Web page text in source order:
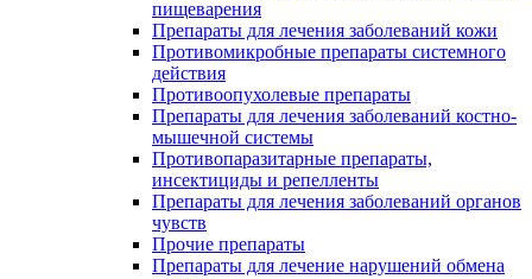
пищеварения
Препараты для лечения заболеваний кожи
Противомикробные препараты системного
действия
Противоопухолевые препараты
Препараты для лечения заболеваний костно-
мышечной системы
Противопаразитарные препараты,
инсектициды и репелленты
Препараты для лечения заболеваний органов
чувств
Прочие препараты
Препараты для лечение нарушений обмена